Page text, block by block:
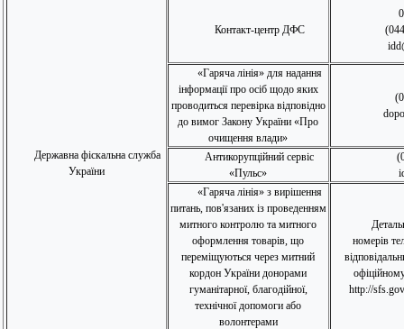
Державна фіскальна служба
України
Контакт-центр ДФС
«Гаряча лінія» для надання
інформації про осіб щодо яких
проводиться перевірка відповідно
до вимог Закону України «Про
очищення влади»
Антикорупційний сервіс
«Пульс»
«Гаряча лінія» з вирішення
питань, пов'язаних із проведенням
митного контролю та митного
оформлення товарів, що
переміщуються через митний
кордон України донорами
гуманітарної, благодійної,
технічної допомоги або
волонтерами
номерів
http://